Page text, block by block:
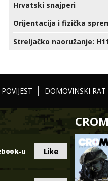
Hrvatski snajperi
Orijentacija i fizička
Streljačko naoružanje:
DOMOVINSKI RAT
u Like